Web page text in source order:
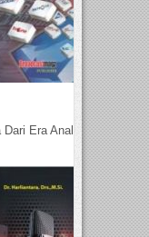
Era Analog